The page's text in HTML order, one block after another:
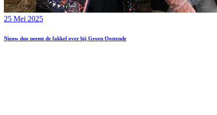
25 Mei 2025
Nieuw duo neemt de fakkel over bij Groen Oostende